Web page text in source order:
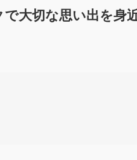
大切な思い出を身